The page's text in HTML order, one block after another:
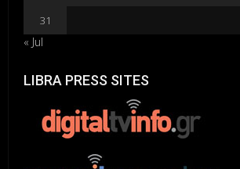
31
« Jul
LIBRA PRESS SITES